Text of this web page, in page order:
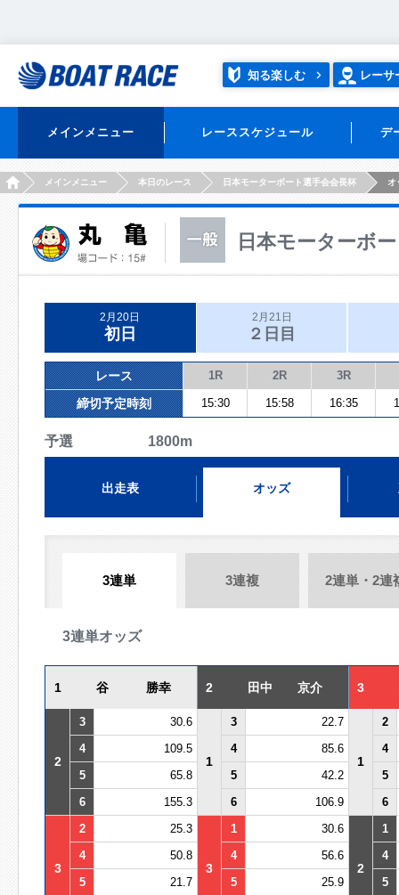
知る楽しむ レーサ
メインメニュー レーススケジュール デ
HOMEメインメニュー 本日のレース 日本モーターボート選手会会長杯 オ
日本モーターボ
2月20日
初日
2月21日
２日目
レース 1R 2R 3R
締切予定時刻 15:30 15:58 16:35
予選 1800m
出走表 オッズ
3連単 3連複 2連単・2連
3連単オッズ
1 谷 勝幸 2 田中 京介 3
2
3 30.6
1
3 22.7
1
2
4
109.5 4 85.6
4
5
65.8 5 42.2
5
6
155.3 6 106.9 6
3
2 25.3
3
1 30.6
2
1
4
50.8 4 56.6
4
5
21.7 5 25.9
5